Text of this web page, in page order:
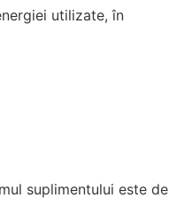
utilizate, în
suplimentului este de